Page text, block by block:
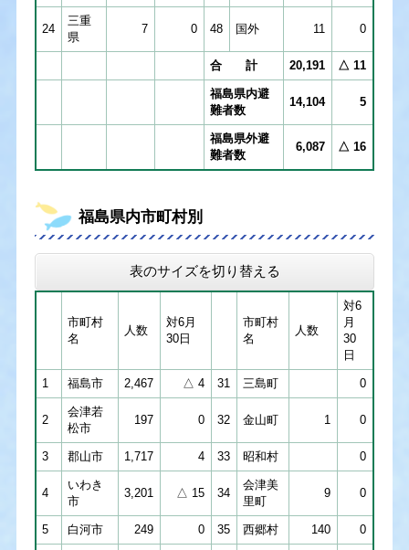
24
三重
県
7 0 48 国外 11 0
合 計 20,191 △ 11
福島県内避
難者数
14,104 5
福島県外避
難者数
6,087 △ 16
福島県内市町村別
表のサイズを切り替える
市町村
名
人数
対6月
30日
市町村
名
人数
対6
月
30
日
1 福島市 2,467 △ 4 31 三島町 0
2
会津若
松市
197 0 32 金山町 1 0
3 郡山市 1,717 4 33 昭和村 0
4
いわき
市
3,201 △ 15 34
会津美
里町
9 0
5 白河市 249 0 35 西郷村 140 0